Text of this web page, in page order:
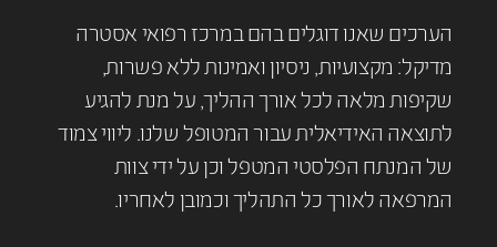
הערכים שאנו דוגלים בהם במרכז רפואי אסטרה
מדיקל: מקצועיות, ניסיון ואמינות ללא פשרות,
שקיפות מלאה לכל אורך ההליך, על מנת להגיע
לתוצאה האידיאלית עבור המטופל שלנו. ליווי צמוד
של המנתח הפלסטי המטפל וכן על ידי צוות
המרפאה לאורך כל התהליך וכמובן לאחריו.